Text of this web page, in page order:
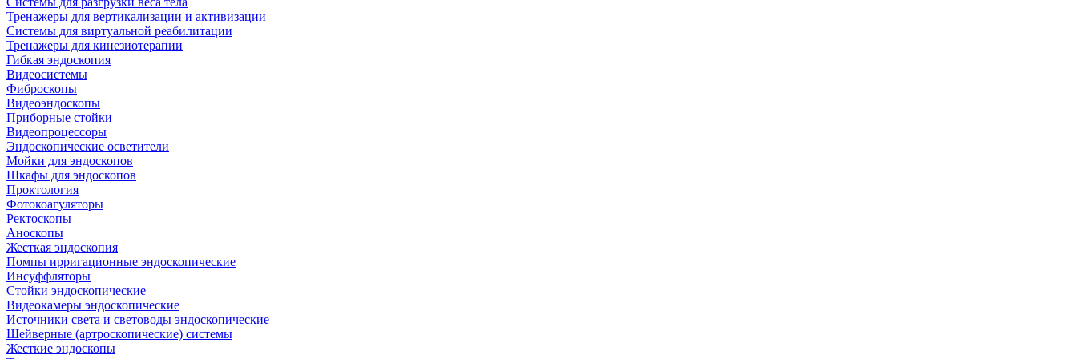
Тренажеры для вертикализации и активизации
Системы для виртуальной реабилитации
Тренажеры для кинезиотерапии
Гибкая эндоскопия
Видеосистемы
Фиброскопы
Видеоэндоскопы
Приборные стойки
Видеопроцессоры
Эндоскопические осветители
Мойки для эндоскопов
Шкафы для эндоскопов
Проктология
Фотокоагуляторы
Ректоскопы
Аноскопы
Жесткая эндоскопия
Помпы ирригационные эндоскопические
Инсуффляторы
Стойки эндоскопические
Видеокамеры эндоскопические
Источники света и световоды эндоскопические
Шейверные (артроскопические) системы
Жесткие эндоскопы